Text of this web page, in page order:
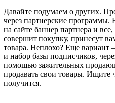
Давайте подумаем о других.
через партнерские программы.
на сайте баннер партнера и
совершит покупку, принесут
товара. Неплохо? Еще
и набор базы подписчиков,
помощью зажительных
продавать свои товары. Ищите
получится.